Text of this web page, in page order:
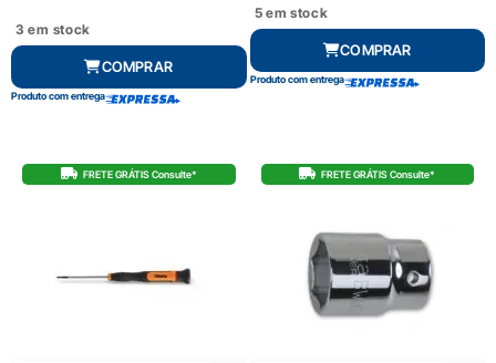
3 em stock
COMPRAR
Produto com entrega
5 em stock
COMPRAR
Produto com entrega
FRETE GRÁTIS Consulte* FRETE GRÁTIS Consulte*